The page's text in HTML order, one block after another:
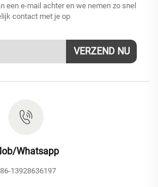
een e-mail achter en we nemen zo snel
contact met je op
VERZEND NU
Whatsapp
13928636197